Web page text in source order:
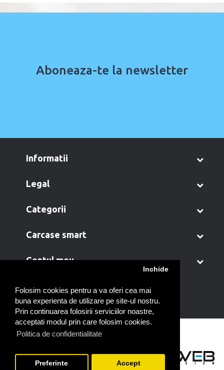
Folosim cookies pentru a va oferi cea mai
buna experienta de utilizare pe site-ul nostru.
Prin continuarea folosirii serviciilor noastre,
acceptati modul prin care folosim cookies.
Politica de confidentialitate
Inchide
Preferinte Accept
Aboneaza-te la newsletter
informatii
legal
categorii
carcase smart
contul meu